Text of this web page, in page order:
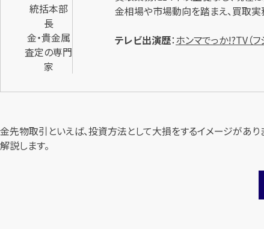
統括本部
長
金・貴金属
査定の専門
家
金相場や市場動向を踏まえ、買取
テレビ出演歴：ホンマでっか!?TV（フ
金先物取引といえば、投資方法として大損をするイメージがあり
解説します。